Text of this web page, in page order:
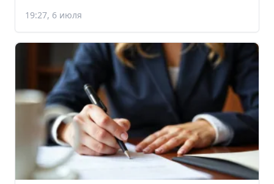
19:27, 6 июля